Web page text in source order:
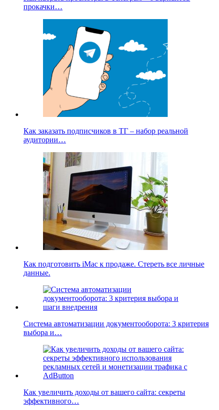
прокачки…
Как заказать подписчиков в ТГ – набор реальной
аудитории…
Как подготовить iMac к продаже. Стереть все личные
данные.
Система автоматизации документооборота: 3 критерия
выбора и…
Как увеличить доходы от вашего сайта: секреты
эффективного…